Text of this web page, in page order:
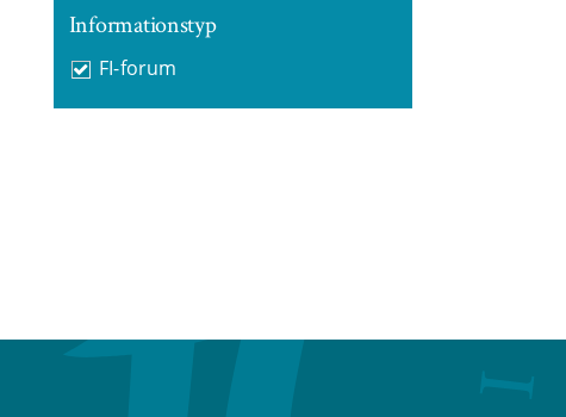
Informationstyp
FI-forum